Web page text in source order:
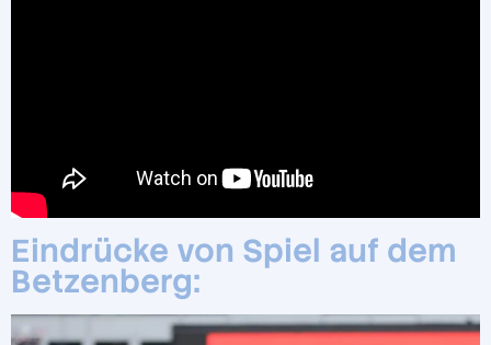
Eindrücke von Spiel auf dem
Betzenberg: